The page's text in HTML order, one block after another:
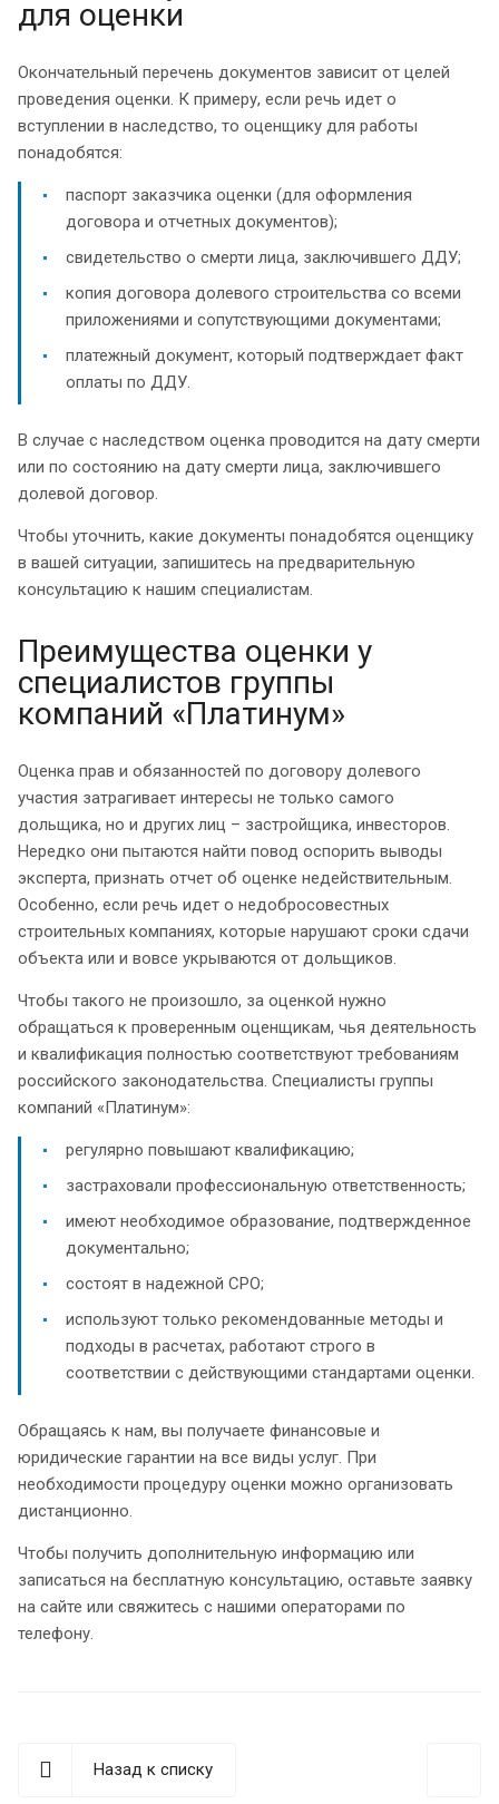
для оценки
Окончательный перечень документов зависит от целей
проведения оценки. К примеру, если речь идет о
вступлении в наследство, то оценщику для работы
понадобятся:
паспорт заказчика оценки (для оформления
договора и отчетных документов);
свидетельство о смерти лица, заключившего ДДУ;
копия договора долевого строительства со всеми
приложениями и сопутствующими документами;
платежный документ, который подтверждает факт
оплаты по ДДУ.
В случае с наследством оценка проводится на дату смерти
или по состоянию на дату смерти лица, заключившего
долевой договор.
Чтобы уточнить, какие документы понадобятся оценщику
в вашей ситуации, запишитесь на предварительную
консультацию к нашим специалистам.
Преимущества оценки у
специалистов группы
компаний «Платинум»
Оценка прав и обязанностей по договору долевого
участия затрагивает интересы не только самого
дольщика, но и других лиц – застройщика, инвесторов.
Нередко они пытаются найти повод оспорить выводы
эксперта, признать отчет об оценке недействительным.
Особенно, если речь идет о недобросовестных
строительных компаниях, которые нарушают сроки сдачи
объекта или и вовсе укрываются от дольщиков.
Чтобы такого не произошло, за оценкой нужно
обращаться к проверенным оценщикам, чья деятельность
и квалификация полностью соответствуют требованиям
российского законодательства. Специалисты группы
компаний «Платинум»:
регулярно повышают квалификацию;
застраховали профессиональную ответственность;
имеют необходимое образование, подтвержденное
документально;
состоят в надежной СРО;
используют только рекомендованные методы и
подходы в расчетах, работают строго в
соответствии с действующими стандартами оценки.
Обращаясь к нам, вы получаете финансовые и
юридические гарантии на все виды услуг. При
необходимости процедуру оценки можно организовать
дистанционно.
Чтобы получить дополнительную информацию или
записаться на бесплатную консультацию, оставьте заявку
на сайте или свяжитесь с нашими операторами по
телефону.
Назад к списку